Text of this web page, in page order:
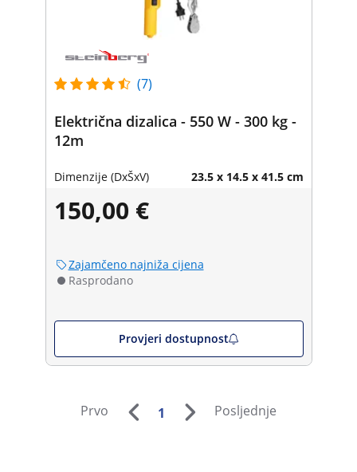
(7)
Električna dizalica - 550 W - 300 kg -
12m
Dimenzije (DxŠxV) 23.5 x 14.5 x 41.5 cm
150,00 €
Zajamčeno najniža cijena
Rasprodano
Provjeri dostupnost
Prvo 1 Posljednje